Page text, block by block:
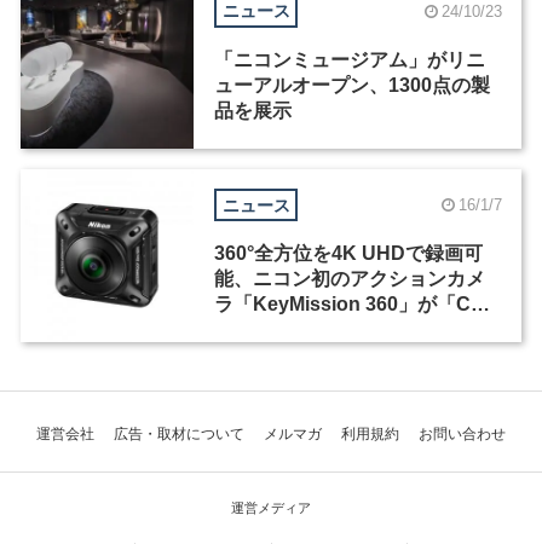
ニュース 24/10/23
「ニコンミュージアム」がリニ
ューアルオープン、1300点の製
品を展示
ニュース 16/1/7
360°全方位を4K UHDで録画可
能、ニコン初のアクションカメ
ラ「KeyMission 360」が「CES
運営会社 広告・取材について メルマガ 利用規約 お問い合わせ
運営メディア